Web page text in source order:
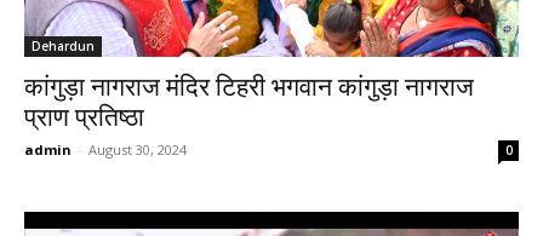
Dehardun
कांगुड़ा नागराज मंदिर टिहरी भगवान कांगुड़ा नागराज
प्राण प्रतिष्ठा
admin - August 30, 2024 0
Video